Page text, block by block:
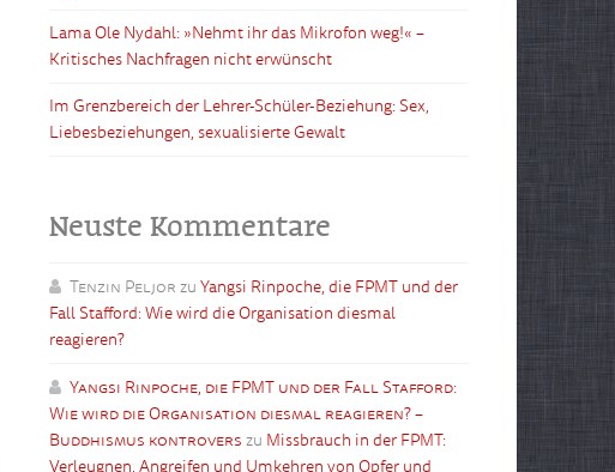
Lama Ole Nydahl: »Nehmt ihr das Mikrofon weg!« –
Kritisches Nachfragen nicht erwünscht
Im Grenzbereich der Lehrer-Schüler-Beziehung: Sex,
Liebesbeziehungen, sexualisierte Gewalt
Neuste Kommentare
Tenzin Peljor zu Yangsi Rinpoche, die FPMT und der
Fall Stafford: Wie wird die Organisation diesmal
reagieren?
Yangsi Rinpoche, die FPMT und der Fall Stafford:
Wie wird die Organisation diesmal reagieren? –
Buddhismus kontrovers zu Missbrauch in der FPMT:
Verleugnen, Angreifen und Umkehren von Opfer und